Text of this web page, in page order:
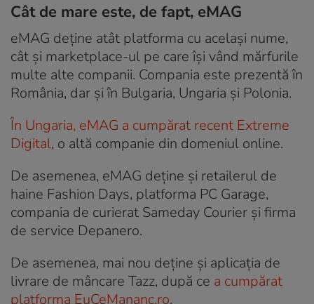
Cât de mare este, de fapt, eMAG
eMAG deține atât platforma cu același nume,
cât și marketplace-ul pe care își vând mărfurile
multe alte companii. Compania este prezentă în
România, dar și în Bulgaria, Ungaria și Polonia.
În Ungaria, eMAG a cumpărat recent Extreme
Digital, o altă companie din domeniul online.
De asemenea, eMAG deține și retailerul de
haine Fashion Days, platforma PC Garage,
compania de curierat Sameday Courier și firma
de service Depanero.
De asemenea, mai nou deține și aplicația de
livrare de mâncare Tazz, după ce a cumpărat
platforma EuCeMananc.ro.